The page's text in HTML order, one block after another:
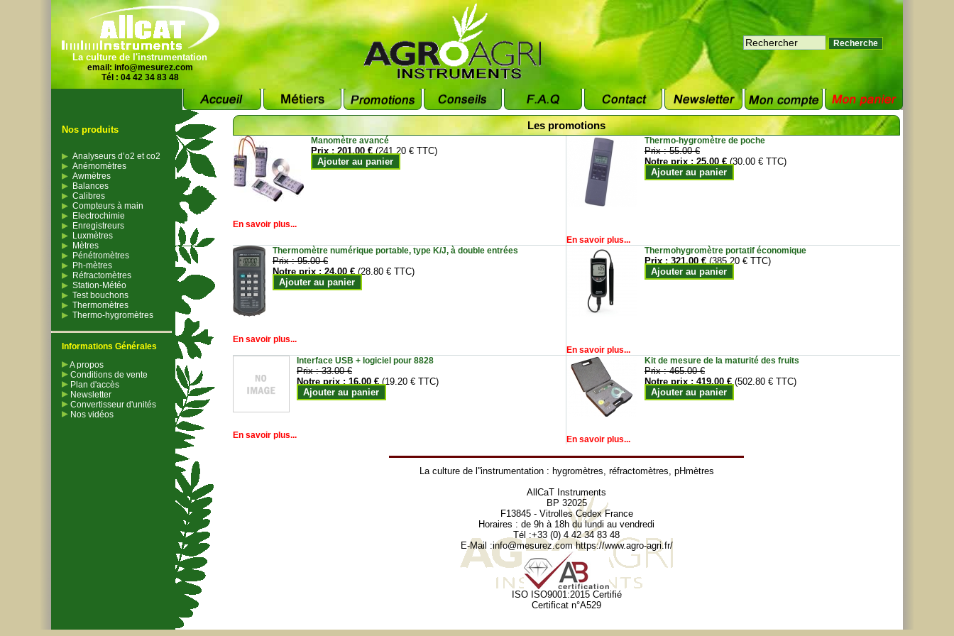
La culture de l'instrumentation
email: info@mesurez.com
Tél : 04 42 34 83 48
Nos produits
Analyseurs d’o2 et co2
Anémomètres
Awmètres
Balances
Calibres
Compteurs à main
Electrochimie
Enregistreurs
Luxmètres
Mètres
Pénétromètres
Ph-mètres
Réfractomètres
Station-Météo
Test bouchons
Thermomètres
Thermo-hygromètres
Informations Générales
A propos
Conditions de vente
Plan d'accès
Newsletter
Convertisseur d'unités
Nos vidéos
Les promotions
Manomètre avancé
Prix :201.00 € (241.20 € TTC)
Ajouter au panier
En savoir plus...
Thermo-hygromètre de poche
Prix :55.00 €
Notre prix :25.00 € (30.00 € TTC)
Ajouter au panier
En savoir plus...
Thermomètre numérique portable, type K/J, à double entrées
Prix :95.00 €
Notre prix :24.00 € (28.80 € TTC)
Ajouter au panier
En savoir plus...
Thermohygromètre portatif économique
Prix :321.00 € (385.20 € TTC)
Ajouter au panier
En savoir plus...
Interface USB + logiciel pour 8828
Prix :33.00 €
Notre prix :16.00 € (19.20 € TTC)
Ajouter au panier
En savoir plus...
Kit de mesure de la maturité des fruits
Prix :465.00 €
Notre prix :419.00 € (502.80 € TTC)
Ajouter au panier
En savoir plus...
La culture de l''instrumentation : hygromètres, réfractomètres, pHmètres
AllCaT Instruments
BP 32025
F13845 - Vitrolles Cedex France
Horaires : de 9h à 18h du lundi au vendredi
Tél :+33 (0) 4 42 34 83 48
E-Mail :info@mesurez.com https://www.agro-agri.fr/
ISO ISO9001:2015 Certifié
Certificat n°A529